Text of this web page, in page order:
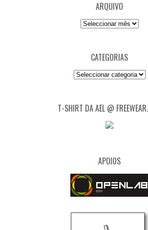
ARQUIVO
Arquivo
CATEGORIAS
Categorias
T-SHIRT DA AEL @
APOIOS